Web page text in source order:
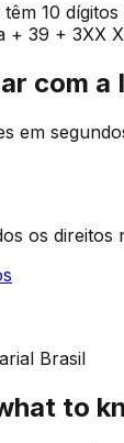
10
+ 39 + 3XX
com a
em
os direitos
Brasil
to